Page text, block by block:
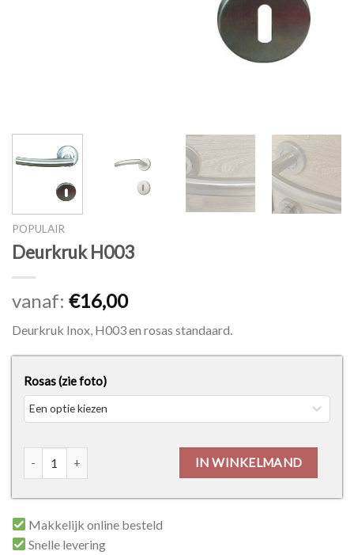
POPULAIR
Deurkruk H003
vanaf: €16,00
Deurkruk Inox, H003 en rosas standaard.
Rosas (zie foto)
IN WINKELMAND
Deurkruk H003 aantal
Makkelijk online besteld
Snelle levering